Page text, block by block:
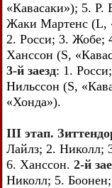
«Кавасаки»); 5. Р.
Жаки Мартенс (L,
2. Росси; 3. Жобе;
Ханссон (S,
3-й заезд: 1.
Нильссон (S,
«Хонда»).
III этап.
Лайлз; 2. Николл;
6. Ханссон. 2-й
Николл; 5.